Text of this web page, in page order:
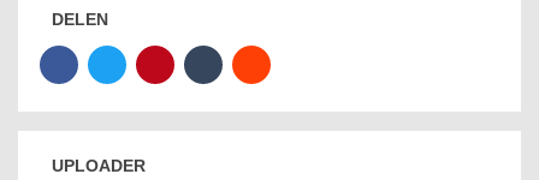
DELEN
UPLOADER